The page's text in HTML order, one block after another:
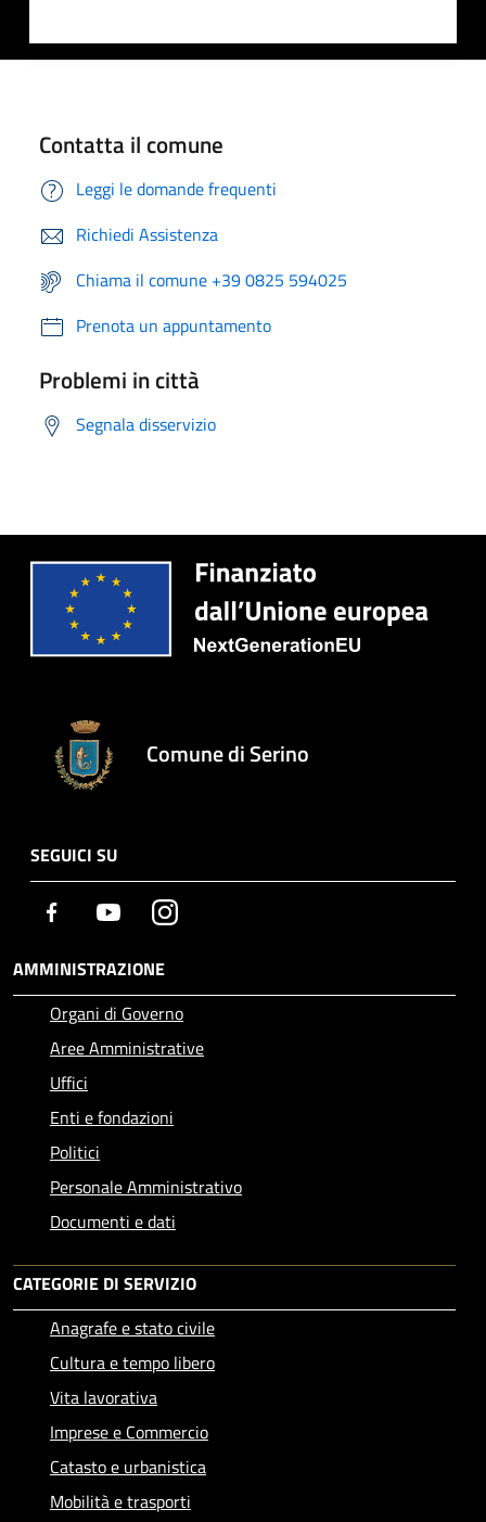
Contatta il comune
Leggi le domande frequenti
Richiedi Assistenza
Chiama il comune +39 0825 594025
Prenota un appuntamento
Problemi in città
Segnala disservizio
Comune di Serino
SEGUICI SU
Facebook YoutubeInstagram
AMMINISTRAZIONE
Organi di Governo
Aree Amministrative
Uffici
Enti e fondazioni
Politici
Personale Amministrativo
Documenti e dati
CATEGORIE DI SERVIZIO
Anagrafe e stato civile
Cultura e tempo libero
Vita lavorativa
Imprese e Commercio
Catasto e urbanistica
Mobilità e trasporti